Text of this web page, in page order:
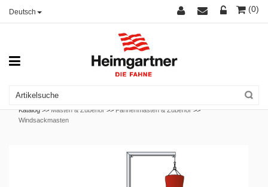
Deutsch (0)
Katalog >>Masten & Zubehör >>Fahnenmasten & Zubehör >>
Windsackmasten